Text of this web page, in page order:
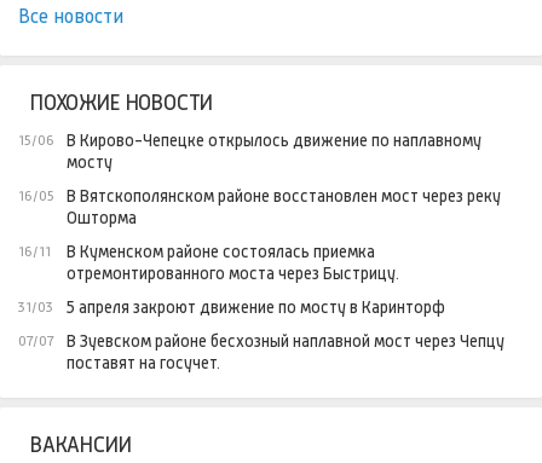
Все новости
ПОХОЖИЕ НОВОСТИ
15/06
В Кирово-Чепецке открылось движение по наплавному
мосту
16/05
В Вятскополянском районе восстановлен мост через реку
Ошторма
16/11
В Куменском районе состоялась приемка
отремонтированного моста через Быстрицу.
31/03 5 апреля закроют движение по мосту в Каринторф
07/07
В Зуевском районе бесхозный наплавной мост через Чепцу
поставят на госучет.
ВАКАНСИИ